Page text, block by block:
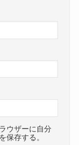
ウザーに自分
保存する。